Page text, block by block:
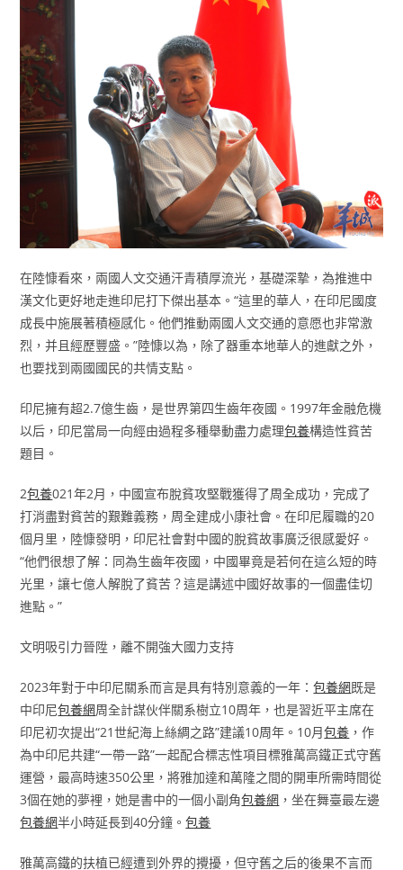
在陸慷看來，兩國人文交通汗青積厚流光，基礎深摯，為推進中
漢文化更好地走進印尼打下傑出基本。“這里的華人，在印尼國度
成長中施展著積極感化。他們推動兩國人文交通的意愿也非常激
烈，并且經歷豐盛。”陸慷以為，除了器重本地華人的進獻之外，
也要找到兩國國民的共情支點。
印尼擁有超2.7億生齒，是世界第四生齒年夜國。1997年金融危機
以后，印尼當局一向經由過程多種舉動盡力處理包養構造性貧苦
題目。
2包養021年2月，中國宣布脫貧攻堅戰獲得了周全成功，完成了
打消盡對貧苦的艱難義務，周全建成小康社會。在印尼履職的20
個月里，陸慷發明，印尼社會對中國的脫貧故事廣泛很感愛好。
“他們很想了解：同為生齒年夜國，中國畢竟是若何在這么短的時
光里，讓七億人解脫了貧苦？這是講述中國好故事的一個盡佳切
進點。”
文明吸引力晉陞，離不開強大國力支持
2023年對于中印尼關系而言是具有特別意義的一年：包養網既是
中印尼包養網周全計謀伙伴關系樹立10周年，也是習近平主席在
印尼初次提出“21世紀海上絲綢之路”建議10周年。10月包養 ，作
為中印尼共建“一帶一路”一起配合標志性項目標雅萬高鐵正式守舊
運營，最高時速350公里，將雅加達和萬隆之間的開車所需時間從
3個在她的夢裡，她是書中的一個小副角包養網 ，坐在舞臺最左邊
包養網半小時延長到40分鐘。包養
雅萬高鐵的扶植已經遭到外界的攪擾，但守舊之后的後果不言而